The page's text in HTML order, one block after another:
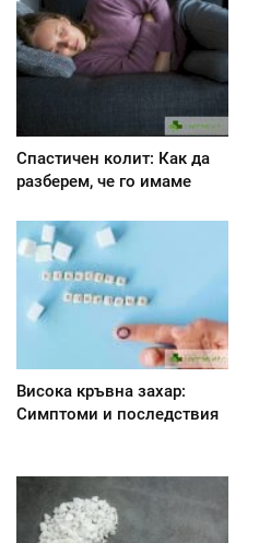
Спастичен колит: Как да
разберем, че го имаме
Висока кръвна захар:
Симптоми и последствия